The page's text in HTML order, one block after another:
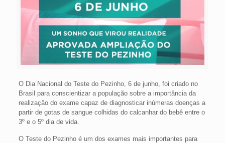
O Dia Nacional do Teste do Pezinho, 6 de junho, foi criado no
Brasil para conscientizar a população sobre a importância da
realização do exame capaz de diagnosticar inúmeras doenças a
partir de gotas de sangue colhidas do calcanhar do bebê entre o
3º e o 5º dia de vida.
O Teste do Pezinho é um dos exames mais importantes para